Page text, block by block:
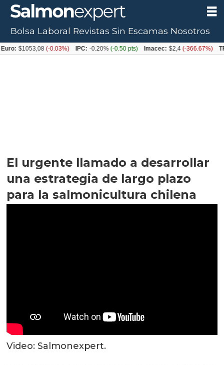
El urgente llamado a desarrollar
una estrategia de largo plazo
para la salmonicultura chilena
Video: Salmonexpert.
Bolsa Laboral Revistas Sin Escamas Nosotros
(-0.03%) IPC: -0.20% (-0.50 pts) Imacec: $2,4(-366.67%) TPM: